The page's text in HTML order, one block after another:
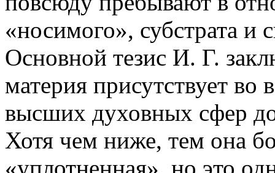
«носимого», субстрата и
Основной тезис И. Г.
материя присутствует
высших духовных сфер
Хотя чем ниже, тем она